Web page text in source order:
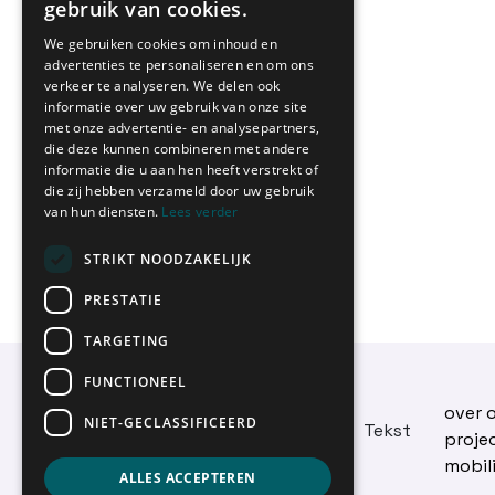
Netwerk Duurzame
Dendermondsesteenweg
50
9000 Gent
Tekst
over
gebruik van cookies.
We gebruiken cookies om inhoud en
advertenties te personaliseren en om ons
verkeer te analyseren. We delen ook
informatie over uw gebruik van onze site
met onze advertentie- en analysepartners,
die deze kunnen combineren met andere
informatie die u aan hen heeft verstrekt of
die zij hebben verzameld door uw gebruik
van hun diensten. Lees verder
STRIKT NOODZAKELIJK
PRESTATIE
TARGETING
FUNCTIONEEL
NIET-GECLASSIFICEERD
ALLES ACCEPTEREN